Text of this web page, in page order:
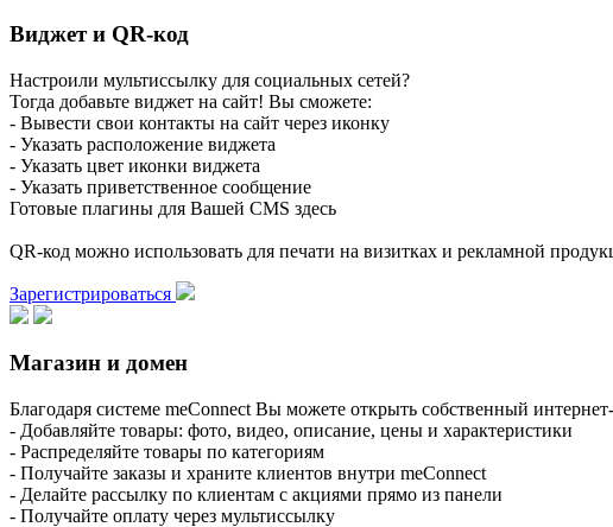
Виджет и QR-код
Настроили мультиссылку для социальных сетей?
Тогда добавьте виджет на сайт! Вы сможете:
- Вывести свои контакты на сайт через иконку
- Указать расположение виджета
- Указать цвет иконки виджета
- Указать приветственное сообщение
Готовые плагины для Вашей CMS здесь
QR-код можно использовать для печати на визитках и рекламной
Зарегистрироваться
Магазин и домен
Благодаря системе meConnect Вы можете открыть собственный
- Добавляйте товары: фото, видео, описание, цены и характеристики
- Распределяйте товары по категориям
- Получайте заказы и храните клиентов внутри meConnect
- Делайте рассылку по клиентам с акциями прямо из панели
- Получайте оплату через мультиссылку